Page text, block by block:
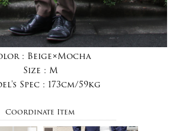
: Beige×Mocha
Size : M
Spec : 173cm/59kg
Coordinate Item